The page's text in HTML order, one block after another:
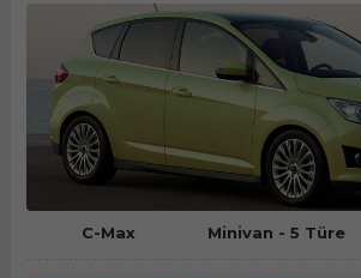
C-Max Minivan - 5 Türe